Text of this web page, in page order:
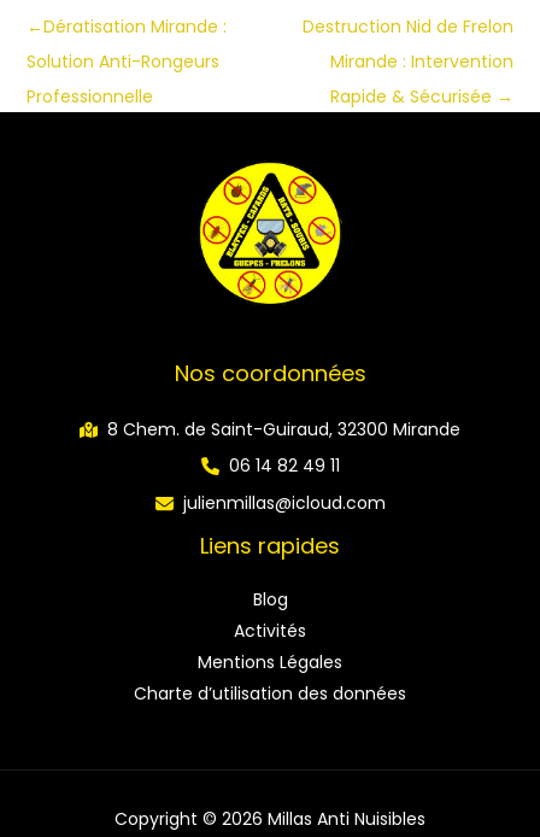
←Dératisation Mirande :
Solution Anti-Rongeurs
Professionnelle
Destruction Nid de Frelon
Mirande : Intervention
Rapide & Sécurisée →
Nos coordonnées
8 Chem. de Saint-Guiraud, 32300 Mirande
06 14 82 49 11
julienmillas@icloud.com
Liens rapides
Blog
Activités
Mentions Légales
Charte d’utilisation des données
Copyright © 2026 Millas Anti Nuisibles